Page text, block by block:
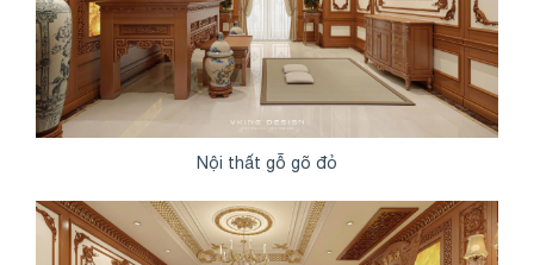
Nội thất gỗ gõ đỏ